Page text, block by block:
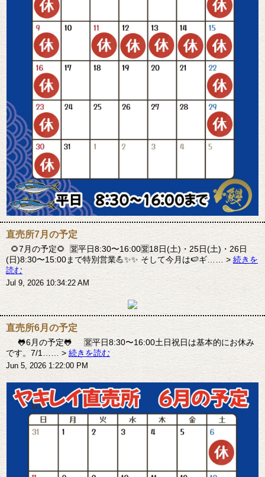
直売所7月の予定
🌻7月の予定🌻 🈺平日8:30〜16:00🈺18日(土)・25日(土)・26日
(日)8:30〜15:00まで特別営業💪✨✨ そして今月は🍉ギ…… > 続きを
読む
Jul 9, 2026 10:34:22 AM
直売所6月の予定
🐸6月の予定🐸 🈺平日8:30〜16:00土日祝日は基本的にお休み
です。7/1…… > 続きを読む
Jun 5, 2026 1:22:00 PM